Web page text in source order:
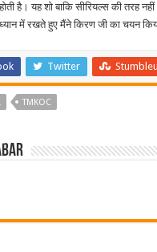
है। यह शो बाकि सीरियल्स की तरह
में रखते हुए मैंने किरण जी का चयन
Twitter
TMKOC